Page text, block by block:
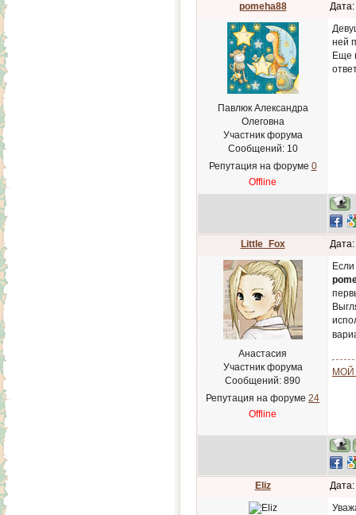
pomeha88
Павлюк Александра
Олеговна
Участник форума
Сообщений: 10
Репутация на форуме 0
Offline
ней
Еще
Little_Fox
Анастасия
Участник форума
Сообщений: 890
Репутация на форуме 24
Offline
МОЙ
Eliz